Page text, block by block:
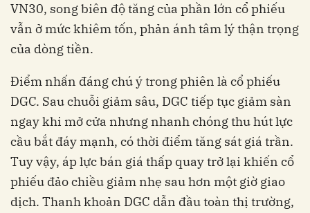
VN30, song biên độ tăng của phần lớn cổ phiếu
vẫn ở mức khiêm tốn, phản ánh tâm lý thận trọng
của dòng tiền.
Điểm nhấn đáng chú ý trong phiên là cổ phiếu
DGC. Sau chuỗi giảm sâu, DGC tiếp tục giảm sàn
ngay khi mở cửa nhưng nhanh chóng thu hút lực
cầu bắt đáy mạnh, có thời điểm tăng sát giá trần.
Tuy vậy, áp lực bán giá thấp quay trở lại khiến cổ
phiếu đảo chiều giảm nhẹ sau hơn một giờ giao
dịch. Thanh khoản DGC dẫn đầu toàn thị trường,